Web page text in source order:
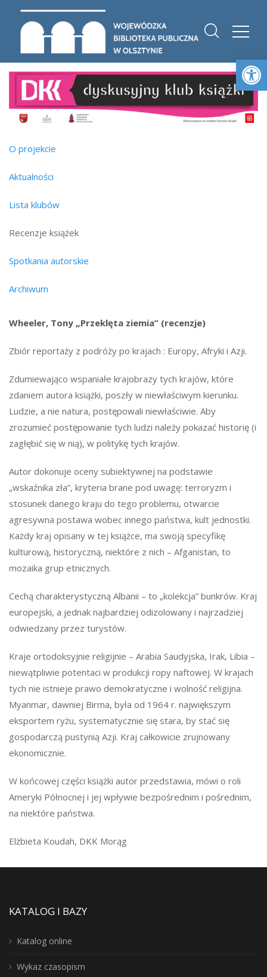
O projekcie
Aktualności
Lista klubów
Recenzje książek
Spotkania autorskie
Archiwum
Wheeler, Tony „Przeklęta ziemia” (recenzje)
Zbiór reportaży z podróży po krajach : Europy, Afryki i Azji.
Zdumiewająco wspaniałe krajobrazy tych krajów, które
zdaniem autora książki, poszły w niewłaściwym kierunku.
Ludzie, a nie natura, postępowali niewłaściwie. Aby
zrozumieć postępowanie tych ludzi należy pokazać historię (i
zagłębić się w nią), w politykę tych krajów.
Autor dokonuje oceny subiektywnej na podstawie
„wskaźnika zła”, kryteria brane pod uwagę: terroryzm i
stosunek danego kraju do tego problemu, otwarcie
agresywna postawa wobec innego państwa, kult jednostki.
Każdy kraj opisany w tej książce, ma swoją specyfikę
kulturową, historyczną, niektóre z nich – Afganistan, to
mozaika grup etnicznych.
Cechą charakterystyczną Albanii – to „kolekcja” bunkrów. Kraj
europejski, a jednak najbardziej odizolowany i najrzadziej
odwiedzany przez turystów.
Kraje ortodoksyjnie religijnie – Arabia Saudyjska, Irak, Libia –
niewątpliwie potentaci w produkcji ropy naftowej. W krajach
tych nie istnieje prawo demokratyczne i wolność religijna.
Myanmar, dawniej Birma, była od 1964 r. największym
eksportem ryżu, systematycznie się stara, by stać się
gospodarczą pustynią Azji. Kraj całkowicie zrujnowany
ekonomicznie.
W końcowej części książki autor przedstawia, mówi o roli
Ameryki Północnej i jej wpływie bezpośrednim i pośrednim,
na niektóre państwa.
Elżbieta Koudah, DKK Morąg
KATALOG I BAZY
Katalog online
Wykaz czasopism